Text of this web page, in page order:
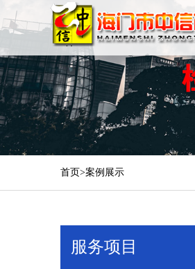
首页>案例展示
服务项目